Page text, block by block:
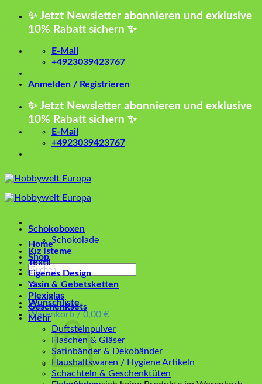
Zum
✨ Jetzt Newsletter abonnieren und exklusive
10% Rabatt sichern ✨
E-Mail
+4923039423767
Anmelden / Registrieren
✨ Jetzt Newsletter abonnieren und exklusive
10% Rabatt sichern ✨
E-Mail
+4923039423767
Home
Shop
Suchen
nach:
Wunschliste
Warenkorb / 0,00 €
Schokoboxen
Schokolade
Kız İsteme
Textil
Eigenes Design
Yasin & Gebetsketten
Plexiglas
Geschenksets
Mehr
Duftsteinpulver
Flaschen & Gläser
Satinbänder & Dekobänder
Haushaltswaren / Hygiene Artikeln
Schachteln & Geschenktüten